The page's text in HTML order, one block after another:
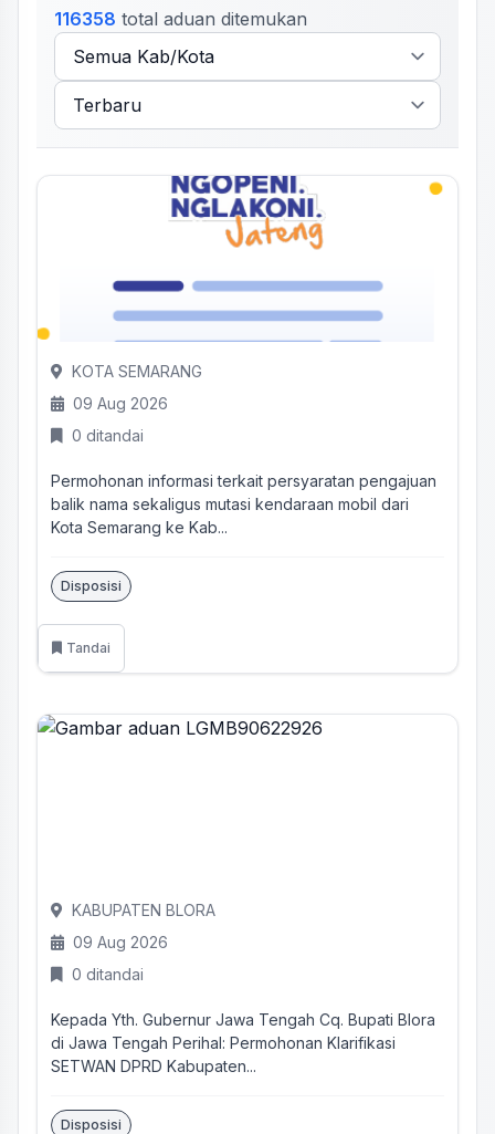
116358 total aduan ditemukan
KOTA SEMARANG
09 Aug 2026
0 ditandai
Permohonan informasi terkait persyaratan pengajuan
balik nama sekaligus mutasi kendaraan mobil dari
Kota Semarang ke Kab...
Disposisi
Tandai
KABUPATEN BLORA
09 Aug 2026
0 ditandai
Kepada Yth. Gubernur Jawa Tengah Cq. Bupati Blora
di Jawa Tengah Perihal: Permohonan Klarifikasi
SETWAN DPRD Kabupaten...
Disposisi